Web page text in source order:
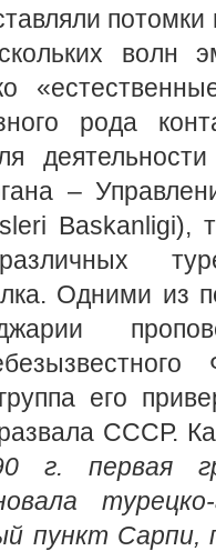
волн
рода
деятельности
–
Baskanligi),
Одними из
его
СССР.
г. первая
турецко-
пункт